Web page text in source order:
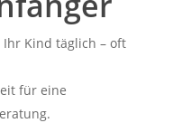
Kind täglich – oft
für eine